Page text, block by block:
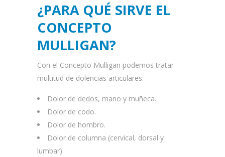
¿PARA QUÉ SIRVE EL
CONCEPTO
MULLIGAN?
Con el Concepto Mulligan podemos tratar
multitud de dolencias articulares:
Dolor de dedos, mano y muñeca.
Dolor de codo.
Dolor de hombro.
Dolor de columna (cervical, dorsal y
lumbar).